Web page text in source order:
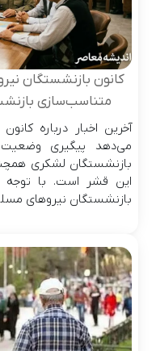
کانون بازنشستگان
متناسب‌سازی
آخرین اخبار درباره
می‌دهد پیگیری
بازنشستگان لشکری
این قشر است. با توجه
بازنشستگان نیروهای